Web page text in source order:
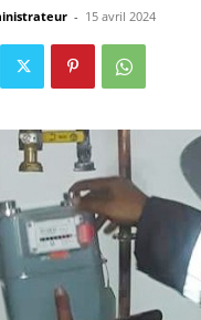
- 15 avril 2024